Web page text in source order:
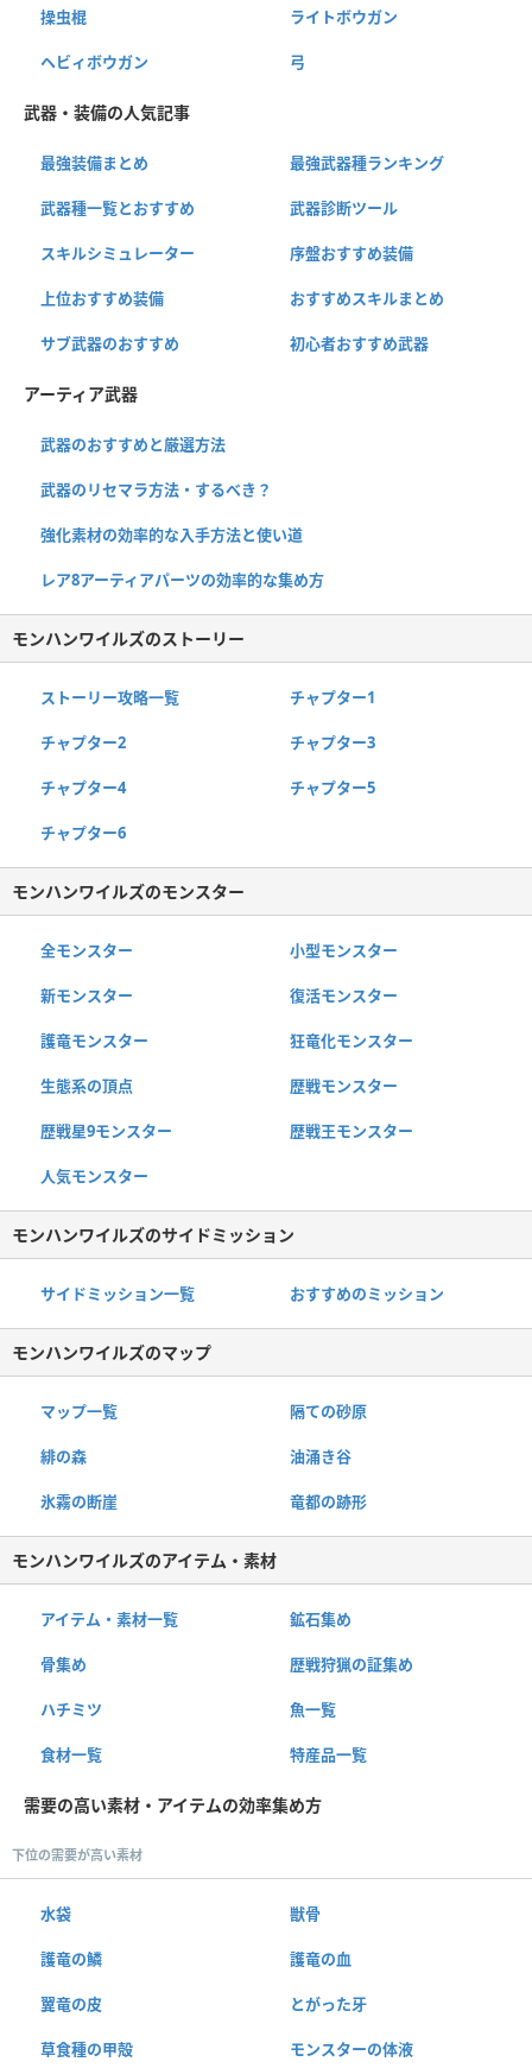
操虫棍 ライトボウガン
ヘビィボウガン 弓
武器・装備の人気記事
最強装備まとめ 最強武器種ランキング
武器種一覧とおすすめ 武器診断ツール
スキルシミュレーター 序盤おすすめ装備
上位おすすめ装備 おすすめスキルまとめ
サブ武器のおすすめ 初心者おすすめ武器
アーティア武器
武器のおすすめと厳選方法
武器のリセマラ方法・するべき？
強化素材の効率的な入手方法と使い道
レア8アーティアパーツの効率的な集め方
モンハンワイルズのストーリー
ストーリー攻略一覧 チャプター1
チャプター2 チャプター3
チャプター4 チャプター5
チャプター6
モンハンワイルズのモンスター
全モンスター 小型モンスター
新モンスター 復活モンスター
護竜モンスター 狂竜化モンスター
生態系の頂点 歴戦モンスター
歴戦星9モンスター 歴戦王モンスター
人気モンスター
モンハンワイルズのサイドミッション
サイドミッション一覧 おすすめのミッション
モンハンワイルズのマップ
マップ一覧 隔ての砂原
緋の森 油涌き谷
氷霧の断崖 竜都の跡形
モンハンワイルズのアイテム・素材
アイテム・素材一覧 鉱石集め
骨集め 歴戦狩猟の証集め
ハチミツ 魚一覧
食材一覧 特産品一覧
需要の高い素材・アイテムの効率集め方
下位の需要が高い素材
水袋 獣骨
護竜の鱗 護竜の血
翼竜の皮 とがった牙
草食種の甲殻 モンスターの体液